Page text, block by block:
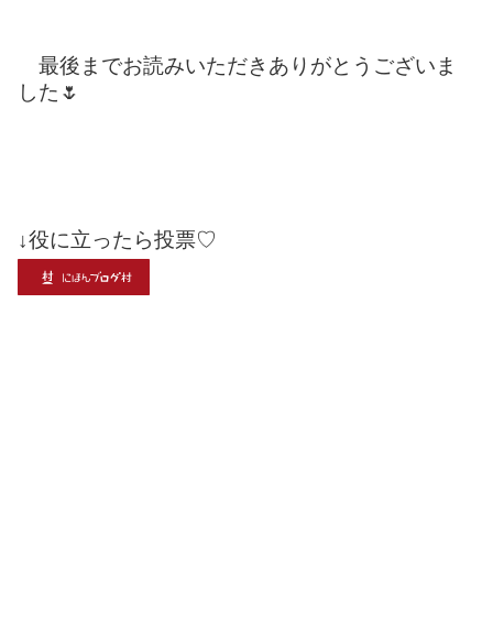
最後までお読みいただきありがとうございま
した🌷
↓役に立ったら投票♡